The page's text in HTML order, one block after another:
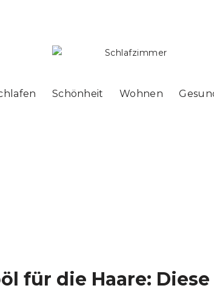
Schönheit Wohnen
für die Haare: